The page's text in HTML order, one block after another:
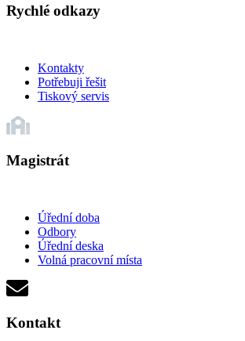
Rychlé odkazy
Kontakty
Potřebuji řešit
Tiskový servis
Magistrát
Úřední doba
Odbory
Úřední deska
Volná pracovní místa
Kontakt